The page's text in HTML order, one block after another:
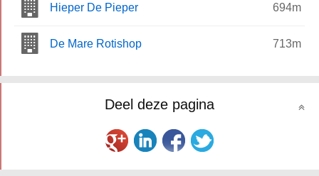
Hieper De Pieper 694m
De Mare Rotishop 713m
Deel deze pagina